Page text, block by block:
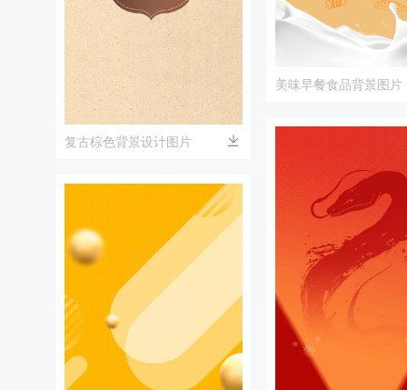
复古棕色背景设计图片
美味早餐食品背景图片